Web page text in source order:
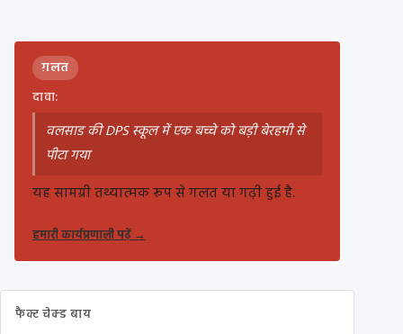
ग़लत
दावा:
वलसाड की DPS स्कूल में एक बच्चे को बड़ी बेरहमी से
पीटा गया
यह सामग्री तथ्यात्मक रूप से गलत या गढ़ी हुई है.
हमारी कार्यप्रणाली पढ़ें→
फैक्ट चेक्ड बाय